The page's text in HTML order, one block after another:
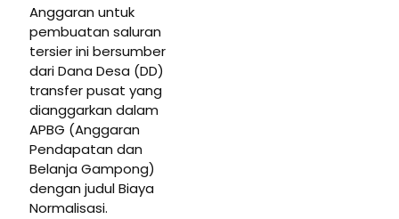
Anggaran untuk
pembuatan saluran
tersier ini bersumber
dari Dana Desa (DD)
transfer pusat yang
dianggarkan dalam
APBG (Anggaran
Pendapatan dan
Belanja Gampong)
dengan judul Biaya
Normalisasi.